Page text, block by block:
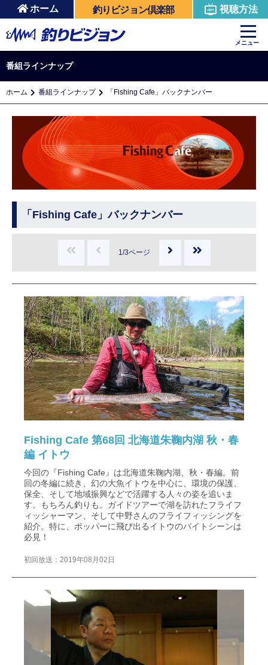
ホーム 釣りビジョン倶楽部 視聴方法
メニュー
番組ラインナップ
ホーム 番組ラインナップ 「Fishing Cafe」バックナンバー
「Fishing Cafe」バックナンバー
1/3ページ
Fishing Cafe 第68回 北海道朱鞠内湖 秋・春
編 イトウ
今回の『Fishing Cafe』は北海道朱鞠内湖、秋・春編。前
回の冬編に続き、幻の大魚イトウを中心に、環境の保護、
保全、そして地域振興などで活躍する人々の姿を追いま
す。もちろん釣りも。ガイドツアーで湖を訪れたフライフ
ィッシャーマン、そして中野さんのフライフィッシングを
紹介。特に、ポッパーに飛び出るイトウのバイトシーンは
必見！
初回放送：2019年08月02日